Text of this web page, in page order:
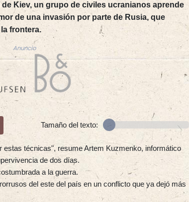
Kiev, un grupo de civiles ucranianos aprende
de una invasión por parte de Rusia, que
frontera.
Anuncio
Tamaño del texto:
técnicas", resume Artem Kuzmenko, informático
de dos días.
a la guerra.
del este del país en un conflicto que ya dejó más